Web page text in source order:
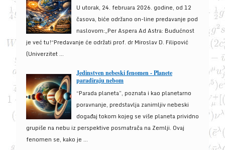
U utorak, 24. februara 2026. godine, od 12
časova, biće održano on-line predavanje pod
naslovom:„Per Aspera Ad Astra: Budućnost
je već tu!“Predavanje će održati prof. dr Miroslav D. Filipović
(Univerzitet ...
Jedinstven nebeski fenomen - Planete
paradiraju nebom
“Parada planeta”, poznata i kao planetarno
poravnanje, predstavlja zanimljiv nebeski
događaj tokom kojeg se više planeta prividno
grupiše na nebu iz perspektive posmatrača na Zemlji. Ovaj
fenomen se, kako je ...